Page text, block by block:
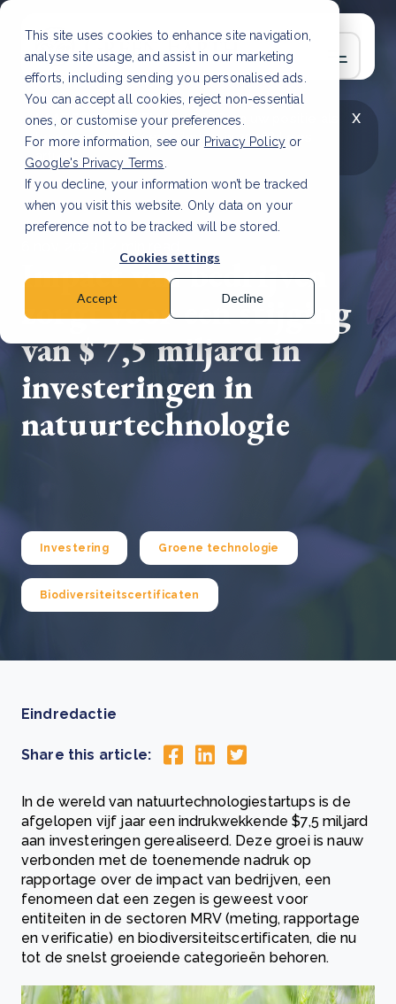
This site uses cookies to enhance site navigation,
analyse site usage, and assist in our marketing
efforts, including sending you personalised ads.
You can accept all cookies, reject non-essential
ones, or customise your preferences.
For more information, see our Privacy Policy or
Google's Privacy Terms
If you decline, your information won’t be tracked
when you visit this website. Only data on your
preference not to be tracked will be stored.
Cookies settings
Accept Decline
x
LAATSTE ARTIKEL
CSRD en uw positie als
leverancier: wat verandert er in 2026?Lees
artikel
Impact van bedrijven
zorgt voor een stijging
van $ 7,5 miljard in
investeringen in
natuurtechnologie
Investering Groene technologie
Biodiversiteitscertificaten
Eindredactie
Share this article:
In de wereld van natuurtechnologiestartups is de
afgelopen vijf jaar een indrukwekkende $7,5 miljard
aan investeringen gerealiseerd. Deze groei is nauw
verbonden met de toenemende nadruk op
rapportage over de impact van bedrijven, een
fenomeen dat een zegen is geweest voor
entiteiten in de sectoren MRV (meting, rapportage
en verificatie) en biodiversiteitscertificaten, die nu
tot de snelst groeiende categorieën behoren.